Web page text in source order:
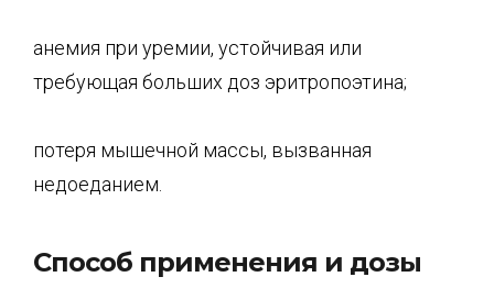
анемия при уремии, устойчивая или
требующая больших доз эритропоэтина;
потеря мышечной массы, вызванная
недоеданием.
Способ применения и дозы